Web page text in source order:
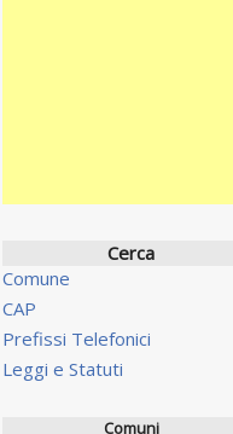
Cerca
Comune
CAP
Prefissi Telefonici
Leggi e Statuti
Comuni